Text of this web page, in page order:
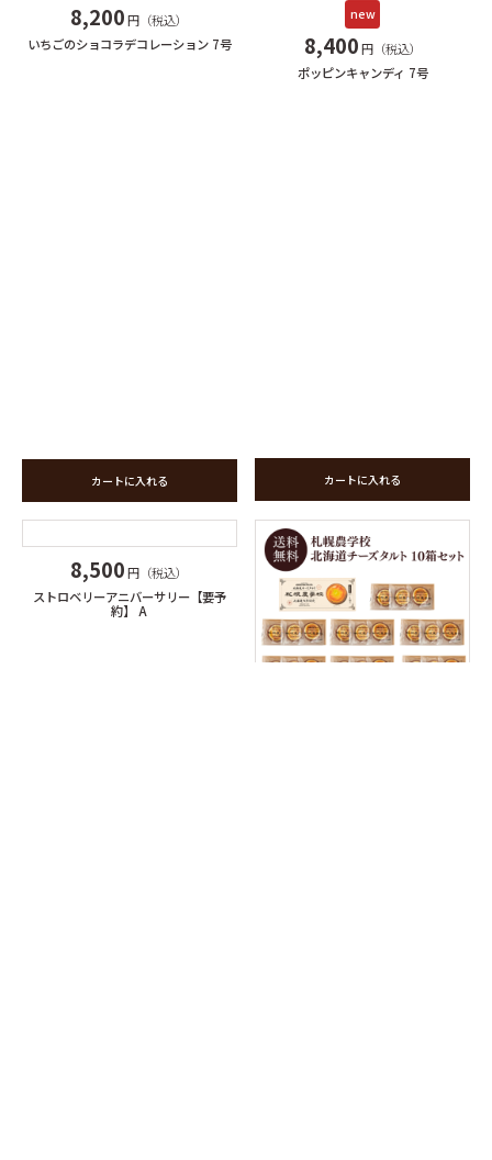
8,200円（税込）
いちごのショコラデコレーション 7号
カートに入れる
new
8,400円（税込）
ポッピンキャンディ 7号
カートに入れる
8,500円（税込）
ストロベリーアニバーサリー【要予
約】 A